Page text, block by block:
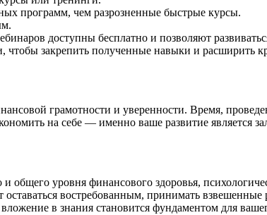
программ, чем разрозненные быстрые курсы.
доступны бесплатно и позволяют
закрепить полученные навыки и расширить
грамотности и уверенности. Время,
на себе — именно ваше развитие является
уровня финансового здоровья,
востребованным, принимать
в знания становится фундаментом для